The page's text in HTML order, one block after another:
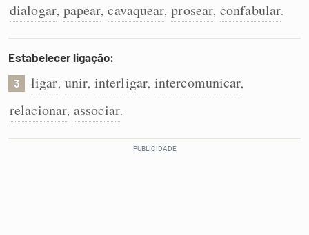
Sinônimos
dialogar, papear, cavaquear, prosear, confabular.
Estabelecer ligação:
3 ligar, unir, interligar, intercomunicar,
relacionar, associar.